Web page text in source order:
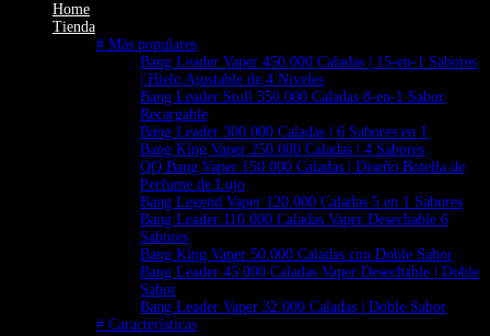
Home
Tienda
# Más populares
Bang Leader Vaper 450.000 Caladas | 15-en-1 Sabores
| Hielo Ajustable de 4 Niveles
Bang Leader Stoll 350.000 Caladas 8-en-1 Sabor
Recargable
Bang Leader 300.000 Caladas | 6 Sabores en 1
Bang King Vaper 250.000 Caladas | 4 Sabores
QQ Bang Vaper 150.000 Caladas | Diseño Botella de
Perfume de Lujo
Bang Legend Vaper 120.000 Caladas 5 en 1 Sabores
Bang Leader 110.000 Caladas Vaper Desechable 6
Sabores
Bang King Vaper 50.000 Caladas con Doble Sabor
Bang Leader 45.000 Caladas Vaper Desechable | Doble
Sabor
Bang Leader Vaper 32.000 Caladas | Doble Sabor
# Características